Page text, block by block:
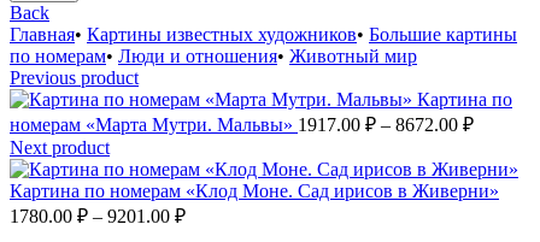
Back
Главная• Картины известных художников• Большие картины
по номерам• Люди и отношения• Животный мир
Previous product
Картина по
номерам «Марта Мутри. Мальвы» 1917.00 ₽ – 8672.00 ₽
1917.00
–
Next product
Картина по номерам «Клод Моне. Сад ирисов в Живерни»
1780.00 ₽ – 9201.00 ₽Диапазон